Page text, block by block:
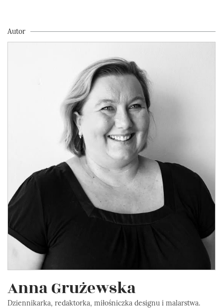
Autor
Anna Grużewska
Dziennikarka, redaktorka, miłośniczka designu i malarstwa.